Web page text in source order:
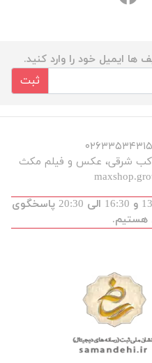
ها ایمیل خود را وارد کنید.
ثبت
شنبه تا پنجشنبه از ساعت 9 الی 13 و 16:30 الی 20:30 پاسخگوی
هستیم.